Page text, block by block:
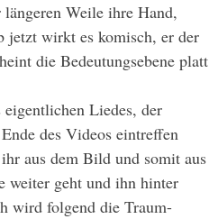
Weile ihre Hand,
wirkt es komisch, er der
die Bedeutungsebene platt
des Videos eintreffen
aus dem Bild und somit aus
weiter geht und ihn hinter
wird folgend die Traum-